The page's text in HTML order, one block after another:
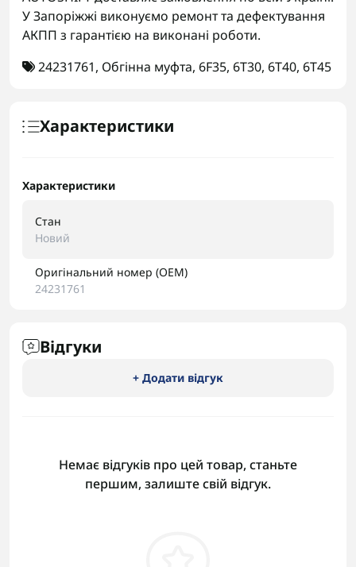
У Запоріжжі виконуємо ремонт та дефектування
АКПП з гарантією на виконані роботи.
24231761, Обгінна муфта, 6F35, 6T30, 6T40, 6T45
Характеристики
Характеристики
Стан
Новий
Оригінальний номер (OEM)
24231761
Відгуки
+ Додати відгук
Немає відгуків про цей товар, станьте
першим, залиште свій відгук.